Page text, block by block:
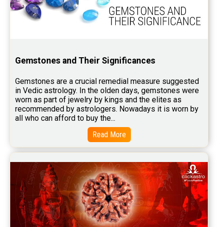
Free Personal Horoscope Reviews
Free Wealth Horoscope Reviews
Free Marriage Horoscope Reviews
Free Star Horoscope Reviews
Baby Names Reviews
Free Chinese Horoscope Reviews
Free Chinese Compatibility Reviews
Free Feng Shui Reviews
Free Panchanga Predictions Reviews
Astrology Consultancy Reviews
Gemstones and Their Significances
Gemstones are a crucial remedial measure suggested
in Vedic astrology. In the olden days, gemstones were
worn as part of jewelry by kings and the elites as
recommended by astrologers. Nowadays it is worn by
all who can afford to buy the...
Read More